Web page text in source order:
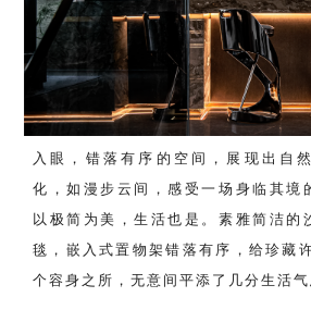
入眼，错落有序的空间，展现出自
化，如漫步云间，感受一场身临其境
以极简为美，生活也是。素雅简洁的
毯，嵌入式置物架错落有序，给珍藏
个容身之所，无意间平添了几分生活气